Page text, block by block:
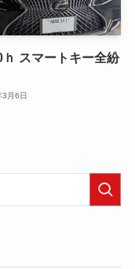
スマートキー全紛
月6日